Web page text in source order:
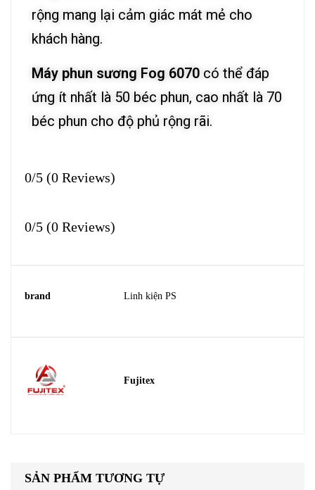
rộng mang lại cảm giác mát mẻ cho
khách hàng.
Máy phun sương Fog 6070 có thể đáp
ứng ít nhất là 50 béc phun, cao nhất là 70
béc phun cho độ phủ rộng rãi.
0/5 (0 Reviews)
0/5 (0 Reviews)
brand Linh kiện PS
Fujitex
SẢN PHẨM TƯƠNG TỰ